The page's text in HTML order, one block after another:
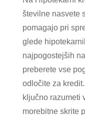
številne nasvete
pomagajo pri
glede
najpogostejših
preberete vse
odločite za
ključno razumeti
morebitne skrite